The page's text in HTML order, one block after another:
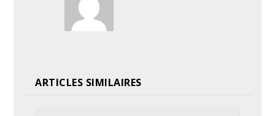
ARTICLES SIMILAIRES